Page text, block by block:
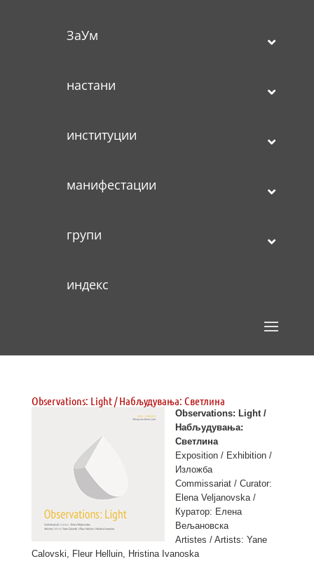
ЗаУм
настани
институции
манифестации
групи
индекс
Observations: Light / Набљудувања: Светлина
Observations: Light /
Набљудувања:
Светлина
Exposition / Exhibition /
Изложба
Commissariat / Curator:
Elena Veljanovska /
Куратор: Елена
Вељановска
Artistes / Artists: Yane
Calovski, Fleur Helluin, Hristina Ivanoska